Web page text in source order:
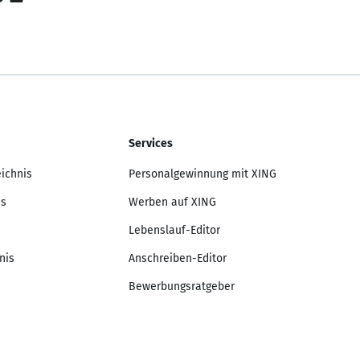
Services
Personalgewinnung mit XING
Werben auf XING
Lebenslauf-Editor
Anschreiben-Editor
Bewerbungsratgeber